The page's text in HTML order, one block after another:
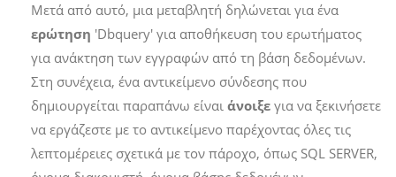
Μετά από αυτό, μια μεταβλητή δηλώνεται για ένα
ερώτηση 'Dbquery' για αποθήκευση του ερωτήματος
για ανάκτηση των εγγραφών από τη βάση δεδομένων.
Στη συνέχεια, ένα αντικείμενο σύνδεσης που
δημιουργείται παραπάνω είναι άνοιξε για να ξεκινήσετε
να εργάζεστε με το αντικείμενο παρέχοντας όλες τις
λεπτομέρειες σχετικά με τον πάροχο, όπως SQL SERVER,